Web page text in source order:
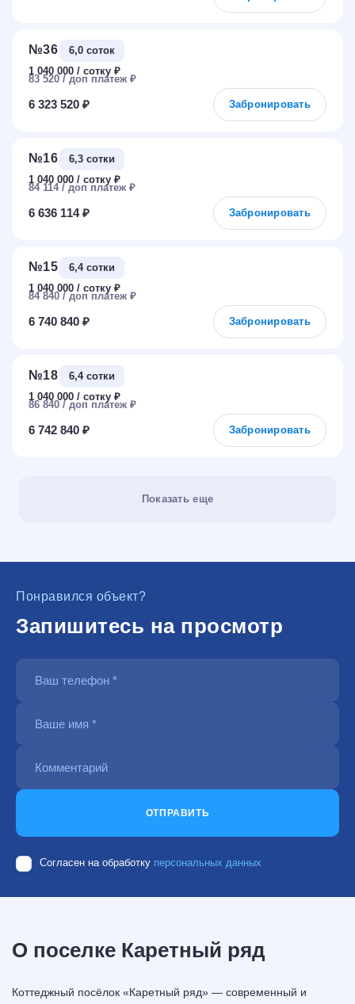
№36
6,0 соток
1 040 000
₽
83 520 ₽
6 323 520 ₽ Забронировать
№16
6,3 сотки
1 040 000
₽
84 114 ₽
6 636 114 ₽ Забронировать
№15
6,4 сотки
1 040 000
₽
84 840 ₽
6 740 840 ₽ Забронировать
№18
6,4 сотки
1 040 000
₽
86 840 ₽
6 742 840 ₽ Забронировать
Показать еще
Понравился объект?
Запишитесь на просмотр
ОТПРАВИТЬ
Согласен на обработку персональных данных
О поселке Каретный ряд
Коттеджный посёлок «Каретный ряд» — современный и